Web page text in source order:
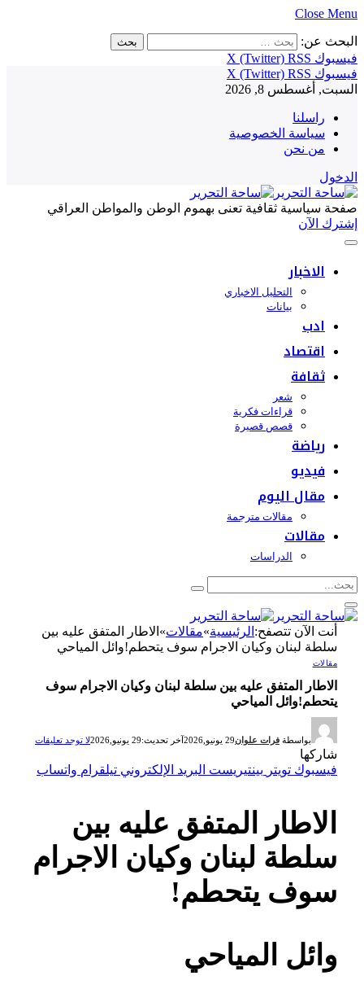
Close Menu
البحث عن:
فيسبوك
X (Twitter) RSS
فيسبوك
X (Twitter) RSS
السبت, أغسطس 8, 2026
راسلنا
سياسة الخصوصية
من نحن
الدخول
صفحة سياسية ثقافية تعنى بهموم الوطن والمواطن العراقي
إشترك الآن
الاخبار
التحليل الاخباري
بيانات
ادب
اقتصاد
ثقافة
شعر
قراءات فكرية
قصص قصيرة
رياضة
فيديو
مقال اليوم
مقالات مترجمة
مقالات
الدراسات
أنت الآن تتصفح:الرئيسية»مقالات»الاطار المتفق عليه بين
سلطة لبنان وكيان الاجرام سوف يتحطم!وائل المياحي
مقالات
الاطار المتفق عليه بين سلطة لبنان وكيان الاجرام سوف
يتحطم!وائل المياحي
بواسطة فرات علوان 29 يونيو,2026 آخر تحديث:29 يونيو,2026 لا توجد تعليقات
شاركها
فيسبوك تويتر بينتيريست البريد الإلكتروني تيلقرام واتساب
الاطار المتفق عليه بين
سلطة لبنان وكيان الاجرام
سوف يتحطم!
وائل المياحي